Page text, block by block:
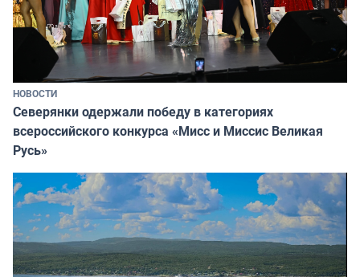
НОВОСТИ
Северянки одержали победу в категориях
всероссийского конкурса «Мисс и Миссис Великая
Русь»